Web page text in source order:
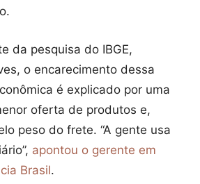
da pesquisa do IBGE,
o encarecimento dessa
é explicado por uma
oferta de produtos e,
peso do frete. “A gente usa
apontou o gerente em
Brasil.